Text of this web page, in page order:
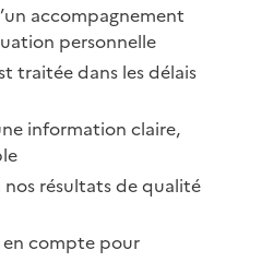
accompagnement
personnelle
traitée dans les délais
information claire,
nos résultats de qualité
en compte pour